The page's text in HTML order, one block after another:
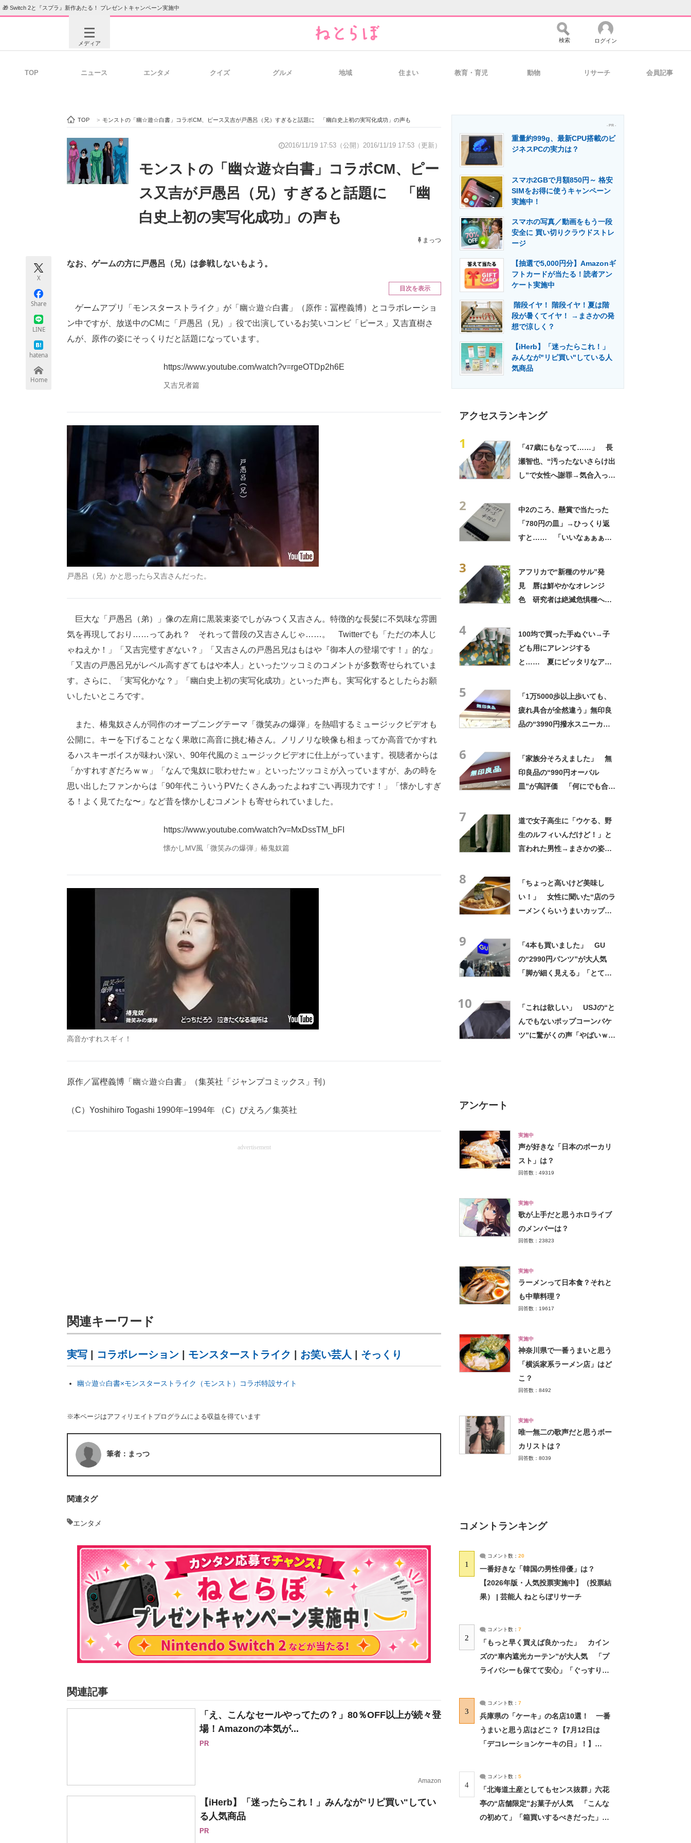
🎁 Switch 2と『スプラ』新作あたる！ プレゼントキャンペーン実施中
メディア
ビジネスと働き方のヒント 経営リーダーのコミュニティ マーケ×ITの今がよく分かる
ITエンジニア向け専門サイト 企業向けIT製品の総合サイト IT製品の技術・比較・事例 製造業のIT導入・活用を支援
エネルギーの専門メディア 建設×テクノロジーの最前線
検索 ログイン
TOP ニュース エンタメ クイズ グルメ 地域 住まい 教育・育児 動物 リサーチ 会員記事
TOP > モンストの「幽☆遊☆白書」コラボCM、ピース又吉が戸愚呂（兄）すぎると話題に 「幽白史上初の実写化成功」の声も
2016/11/19 17:53（公開） 2016/11/19 17:53（更新）
モンストの「幽☆遊☆白書」コラボCM、ピー
ス又吉が戸愚呂（兄）すぎると話題に 「幽
白史上初の実写化成功」の声も
まっつ
X
Share
LINE
hatena
Home
なお、ゲームの方に戸愚呂（兄）は参戦しないもよう。
目次を表示
ゲームアプリ「モンスターストライク」が「幽☆遊☆白書」（原作：冨樫義博）とコラボレーショ
ン中ですが、放送中のCMに「戸愚呂（兄）」役で出演しているお笑いコンビ「ピース」又吉直樹さ
んが、原作の姿にそっくりだと話題になっています。
https://www.youtube.com/watch?v=rgeOTDp2h6E
又吉兄者篇
戸愚呂（兄）かと思ったら又吉さんだった。
巨大な「戸愚呂（弟）」像の左肩に黒装束姿でしがみつく又吉さん。特徴的な長髪に不気味な雰囲
気を再現しており……ってあれ？ それって普段の又吉さんじゃ……。 Twitterでも「ただの本人じ
ゃねえか！」「又吉完璧すぎない？」「又吉さんの戸愚呂兄はもはや『御本人の登場です！』的な」
「又吉の戸愚呂兄がレベル高すぎてもはや本人」といったツッコミのコメントが多数寄せられていま
す。さらに、「実写化かな？」「幽白史上初の実写化成功」といった声も。実写化するとしたらお願
いしたいところです。
また、椿鬼奴さんが同作のオープニングテーマ「微笑みの爆弾」を熱唱するミュージックビデオも
公開に。キーを下げることなく果敢に高音に挑む椿さん。ノリノリな映像も相まってか高音でかすれ
るハスキーボイスが味わい深い、90年代風のミュージックビデオに仕上がっています。視聴者からは
「かすれすぎだろｗｗ」「なんで鬼奴に歌わせたｗ」といったツッコミが入っていますが、あの時を
思い出したファンからは「90年代こういうPVたくさんあったよねすごい再現力です！」「懐かしすぎ
る！よく見てたな〜」など昔を懐かしむコメントも寄せられていました。
https://www.youtube.com/watch?v=MxDssTM_bFI
懐かしMV風「微笑みの爆弾」椿鬼奴篇
高音かすれスギィ！
原作／冨樫義博「幽☆遊☆白書」（集英社「ジャンプコミックス」刊）
（C）Yoshihiro Togashi 1990年−1994年 （C）ぴえろ／集英社
advertisement
関連キーワード
実写 コラボレーション モンスターストライク お笑い芸人 そっくり
幽☆遊☆白書×モンスターストライク（モンスト）コラボ特設サイト
※本ページはアフィリエイトプログラムによる収益を得ています
筆者：まっつ
関連タグ
エンタメ
関連記事
「え、こんなセールやってたの？」80％OFF以上が続々登
場！Amazonの本気が...
PR
Amazon
【iHerb】「迷ったらこれ！」みんなが"リピ買い"してい
る人気商品
PR
- PR -
重量約999g、最新CPU搭載のビ
ジネスPCの実力は？
スマホ2GBで月額850円～ 格安
SIMをお得に使うキャンペーン
実施中！
スマホの写真／動画をもう一段
安全に 買い切りクラウドストレ
ージ
【抽選で5,000円分】Amazonギ
フトカードが当たる！読者アン
ケート実施中
階段イヤ！ 階段イヤ！夏は階
段が暑くてイヤ！ →まさかの発
想で涼しく？
【iHerb】「迷ったらこれ！」
みんなが"リピ買い"している人
気商品
アクセスランキング
1
「47歳にもなって……」 長
瀬智也、“汚ったないさらけ出
し”で女性へ謝罪→気合入った
2
中2のころ、懸賞で当たった
「780円の皿」→ひっくり返
すと…… 「いいなぁぁぁぁ
3
アフリカで“新種のサル”発
見 唇は鮮やかなオレンジ
色 研究者は絶滅危惧種への
4
100均で買った手ぬぐい→子
ども用にアレンジする
と…… 夏にピッタリなアイ
5
「1万5000歩以上歩いても、
疲れ具合が全然違う」無印良
品の“3990円撥水スニーカ
6
「家族分そろえました」 無
印良品の“990円オーバル
皿”が高評価 「何にでも合
7
道で女子高生に「ウケる、野
生のルフィいんだけど！」と
言われた男性→まさかの姿に
8
「ちょっと高いけど美味し
い！」 女性に聞いた“店のラ
ーメンくらいうまいカップ
9
「4本も買いました」 GU
の“2990円パンツ”が大人気
「脚が細く見える」「とても
10
「これは欲しい」 USJの“と
んでもないポップコーンバケ
ツ”に驚がくの声「やばいｗ
アンケート
実施中
声が好きな「日本のボーカリ
スト」は？
回答数：49319
実施中
歌が上手だと思うホロライブ
のメンバーは？
回答数：23823
実施中
ラーメンって日本食？それと
も中華料理？
回答数：19617
実施中
神奈川県で一番うまいと思う
「横浜家系ラーメン店」はど
こ？
回答数：8492
実施中
唯一無二の歌声だと思うボー
カリストは？
回答数：8039
コメントランキング
1
コメント数： 20
一番好きな「韓国の男性俳優」は？
【2026年版・人気投票実施中】（投票結
果） | 芸能人 ねとらぼリサーチ
2
コメント数： 7
「もっと早く買えば良かった」 カイン
ズの“車内遮光カーテン”が大人気 「プ
ライバシーも保てて安心」「ぐっすり眠
3
コメント数： 7
兵庫県の「ケーキ」の名店10選！ 一番
うまいと思う店はどこ？【7月12日は
「デコレーションケーキの日」！】
4
コメント数： 5
「北海道土産としてもセンス抜群」六花
亭の“店舗限定”お菓子が人気 「こんな
の初めて」「箱買いするべきだった」